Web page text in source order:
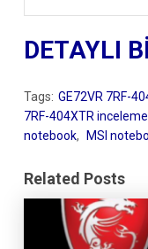
DETAYLI
Tags: GE72VR 7RF-
7RF-404XTR inceleme
notebook, MSI
Related Posts